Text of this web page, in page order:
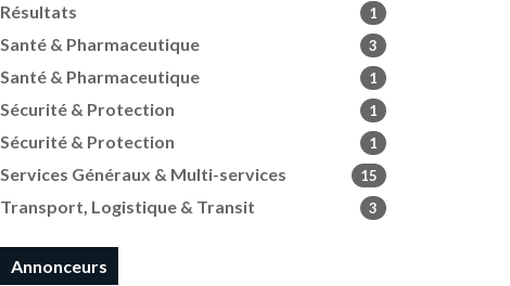
Résultats 1
Santé & Pharmaceutique 3
Santé & Pharmaceutique 1
Sécurité & Protection 1
Sécurité & Protection 1
Services Généraux & Multi-services 15
Transport, Logistique & Transit 3
Annonceurs